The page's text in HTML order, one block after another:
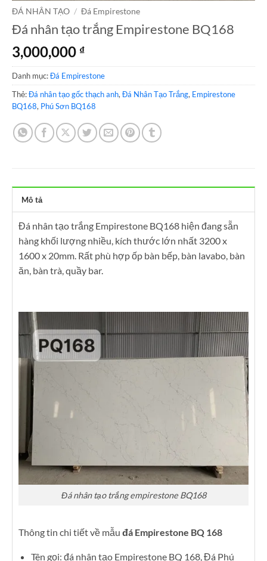
ĐÁ NHÂN TẠO / Đá Empirestone
Đá nhân tạo trắng Empirestone BQ168
3,000,000 ₫
Danh mục:Đá Empirestone
Thẻ:Đá nhân tạo gốc thạch anh, Đá Nhân Tạo Trắng, Empirestone
BQ168, Phú Sơn BQ168
Mô tả
Đá nhân tạo trắng Empirestone BQ168 hiện đang sẵn
hàng khối lượng nhiều, kích thước lớn nhất 3200 x
1600 x 20mm. Rất phù hợp ốp bàn bếp, bàn lavabo, bàn
ăn, bàn trà, quầy bar.
Đá nhân tạo trắng empirestone BQ168
Thông tin chi tiết về mẫu đá Empirestone BQ 168
Tên gọi: đá nhân tạo Empirestone BQ 168, Đá Phú